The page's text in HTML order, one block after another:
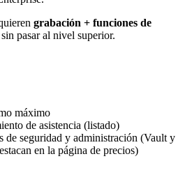
grabación + funciones de
sin pasar al nivel superior.
máximo
de asistencia (listado)
de seguridad y administración (Vault y
en la página de precios)